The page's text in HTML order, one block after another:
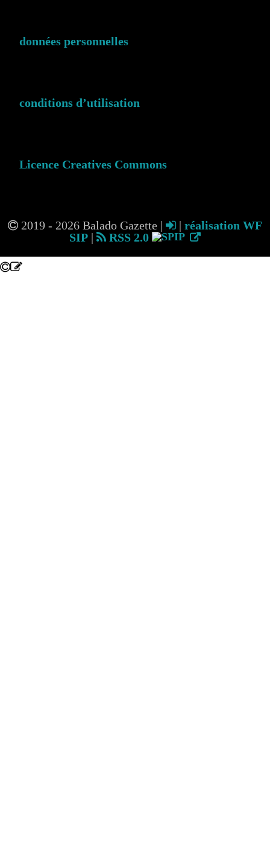
données personnelles
conditions d’utilisation
Licence Creatives Commons
2019 - 2026 Balado Gazette | | réalisation WF
SIP | RSS 2.0